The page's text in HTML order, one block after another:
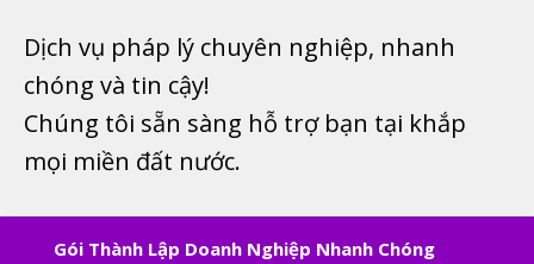
Dịch vụ pháp lý chuyên nghiệp, nhanh
chóng và tin cậy!
Chúng tôi sẵn sàng hỗ trợ bạn tại khắp
mọi miền đất nước.
Gói Thành Lập Doanh Nghiệp Nhanh Chóng